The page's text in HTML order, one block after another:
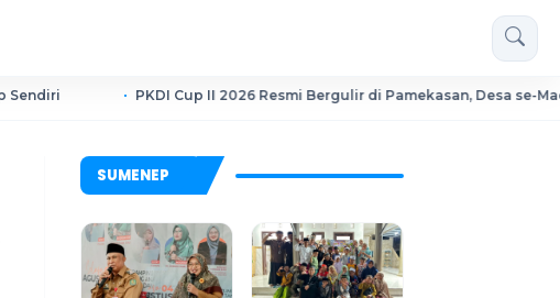
PKDI Cup II 2026 Resmi Bergulir di Pamekasan, Desa se-Madura Rebut
SUMENEP